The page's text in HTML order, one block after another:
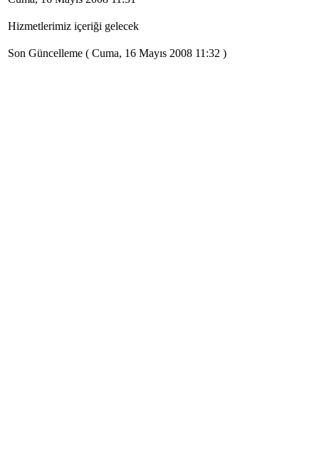
Hizmetlerimiz içeriği gelecek
Son Güncelleme ( Cuma, 16 Mayıs 2008 11:32 )